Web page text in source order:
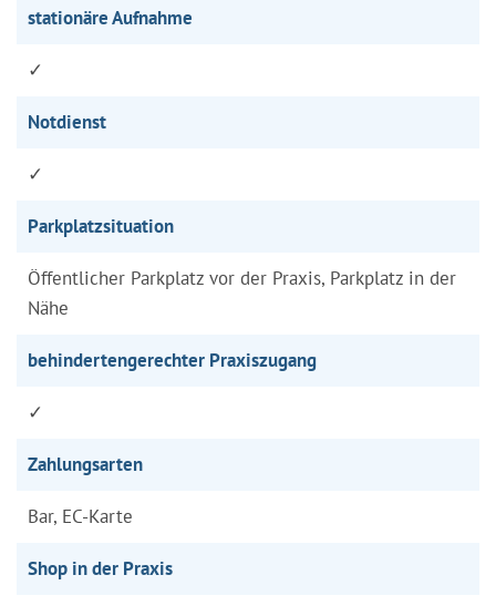
stationäre Aufnahme
✓
Notdienst
✓
Parkplatzsituation
Öffentlicher Parkplatz vor der Praxis, Parkplatz in der
Nähe
behindertengerechter Praxiszugang
✓
Zahlungsarten
Bar, EC-Karte
Shop in der Praxis